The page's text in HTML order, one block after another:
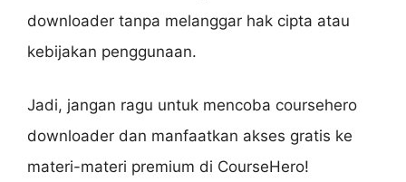
downloader tanpa melanggar hak cipta atau
kebijakan penggunaan.
Jadi, jangan ragu untuk mencoba coursehero
downloader dan manfaatkan akses gratis ke
materi-materi premium di CourseHero!